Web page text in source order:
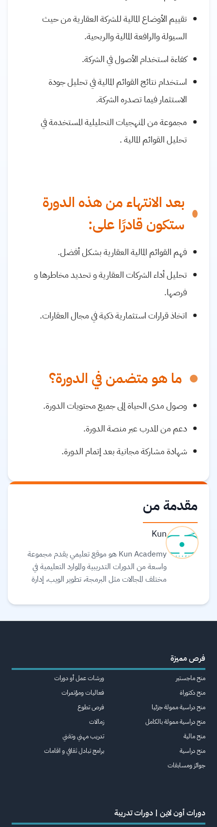
تقييم الأوضاع المالية للشركة العقارية من حيث
السيولة والرافعة المالية والربحية.
كفاءة استخدام الأصول في الشركة.
استخدام نتائج القوائم المالية في تحليل جودة
الاستثمار فيما تصدره الشركة.
مجموعة من المنهجيات التحليلية المستخدمة في
تحليل القوائم المالية .
بعد الانتهاء من هذه الدورة
ستكون قادرًا على:
فهم القوائم المالية العقارية بشكل أفضل.
تحليل أداء الشركات العقارية و تحديد مخاطرها و
فرصها.
اتخاذ قرارات استثمارية ذكية في مجال العقارات.
ما هو متضمن في الدورة؟
وصول مدى الحياة إلى جميع محتويات الدورة.
دعم من المدرب عبر منصة الدورة.
شهادة مشاركة مجانية بعد إتمام الدورة.
مقدمة من
Kun
Kun Academy هو موقع تعليمي يقدم مجموعة
واسعة من الدورات التدريبية والموارد التعليمية في
مختلف المجالات مثل البرمجة، تطوير الويب، إدارة
اكتساب المهارات التي يحتاجون إليها للتفوق في سوق
تساعد المتعلمين على تطبيق ما تعلموه. كما يوفر
الموقع شهادات إتمام للدورات لزيادة فرص التطور
فرص مميزة
منح ماجستير
منح دكتوراة
منح دراسية ممولة جزئيا
منح دراسية ممولة بالكامل
منح مالية
منح دراسية
جوائز ومسابقات
ورشات عمل أو دورات
فعاليات ومؤتمرات
فرص تطوع
زمالات
تدريب مهني وتقني
برامج تبادل ثقافي و اقامات
دورات أون لاين | دورات تدريبة